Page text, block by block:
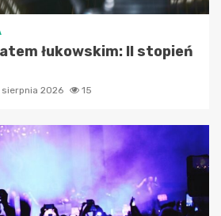
łukowskim: II stopień
sierpnia 2026 15